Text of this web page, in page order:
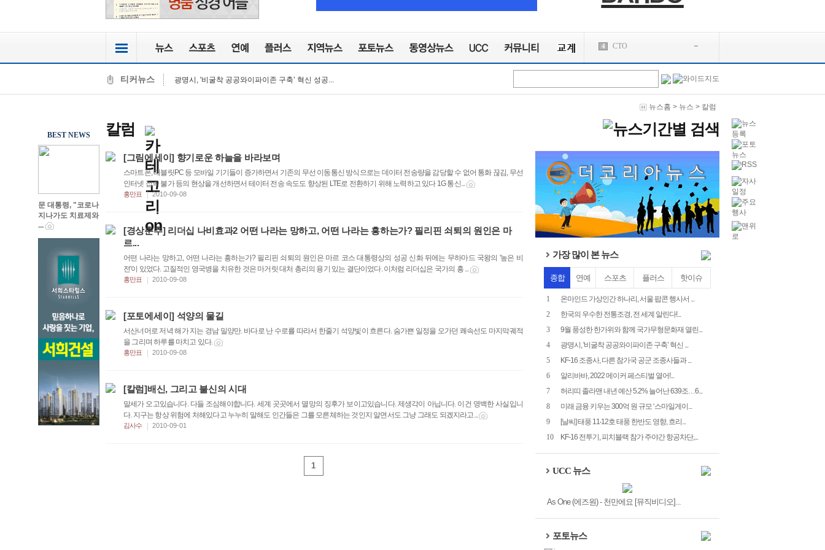
BEST NEWS
문 대통령, "코로나
지나가도 치료제와
...
4 CTO
6
EOS
1
10
REVO
3
1
api
티커뉴스
[단독]한국교회, 형사.민사 소송 장기화로 교회참사,...
온마인드 가상인간 하나리, 서울 팝콘 행사서 라이브 ...
미래 금융 키우는 300억 원 규모 ‘스마일게이트핀테...
해군, 꽃게 많이 잡아 풍어되도록, 연평도 인근 어장 ...
[단독]한국교회, 형사.민사 소송 장기화로 교회참사,...
뉴스홈 > 뉴스 > 칼럼
칼럼
[그림에세이] 향기로운 하늘을 바라보며
스마트폰, 태블릿PC 등 모바일 기기들이 증가하면서 기존의 무선 이동통신 방식으로는 데이터 전송량을 감당할 수 없어 통화 끊김, 무선
인터넷 접속 불가 등의 현상을 개선하면서 테이터 전송 속도도 향상된 LTE로 전환하기 위해 노력하고 있다 1G 통신...
홍만표 | 2010-09-08
[경상춘추] 리더십 나비효과2 어떤 나라는 망하고, 어떤 나라는 흥하는가? 필리핀 쇠퇴의 원인은 마
르...
어떤 나라는 망하고, 어떤 나라는 흥하는가? 필리핀 쇠퇴의 원인은 마르 코스 대통령상의 성공 신화 뒤에는 무하마드 국왕의 '높은 비
전'이 있었다. 고질적인 영국병을 치유한 것은 마거릿 대처 총리의 용기 있는 결단이었다. 이처럼 리더십은 국가의 흥 ...
홍만표 | 2010-09-08
[포토에세이] 석양의 물길
서산너머로 저녁 해가 지는 경남 밀양만. 바다로 난 수로를 따라서 한줄기 석양빛이 흐른다. 숨가쁜 일정을 오가던 쾌속선도 마지막궤적
을 그리며 하루를 마치고 있다.
홍만표 | 2010-09-08
[칼럼]배신, 그리고 불신의 시대
말세가 오고있습니다. 다들 조심해야합니다. 세계 곳곳에서 멸망의 징후가 보이고있습니다. 제생각이 아닙니다. 이건 명백한 사실입니
다. 지구는 항상 위험에 처해있다고 누누히 말해도 인간들은 그를 모른체하는 것인지 알면서도 그냥 그래도 되겠지라고...
김사수 | 2010-09-01
1
가장 많이 본 뉴스
종합 연예 스포츠 플러스 핫이슈
1
온마인드 가상인간 하나리, 서울 팝콘 행사서 ...
2
한국의 우수한 전통조경, 전 세계 알린다!...
3
9월 풍성한 한가위와 함께 국가무형문화재 열린...
4
광명시, '비굴착 공공와이파이존 구축’ 혁신 ...
5
KF-16 조종사, 다른 참가국 공군 조종사들과 ...
6
알리바바, 2022 메이커 페스티벌 열어!...
7
허리띠 졸라맨 내년 예산 5.2% 늘어난 639조…6...
8
미래 금융 키우는 300억 원 규모 ‘스마일게이...
9
[날씨] 태풍 11‧12호 태풍 한반도 영향, 흐리...
10
KF-16 전투기, 피치블랙 참가 주야간 항공차단,...
UCC 뉴스
As One (에즈원) - 천만에요 [뮤직비디오]...
포토뉴스